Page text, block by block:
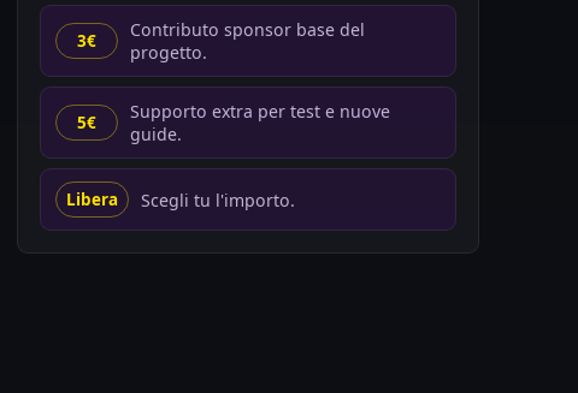
3€
Contributo sponsor base del
progetto.
5€
Supporto extra per test e nuove
guide.
Libera Scegli tu l'importo.